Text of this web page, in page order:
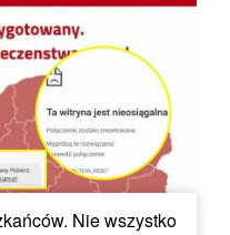
Nie wszystko